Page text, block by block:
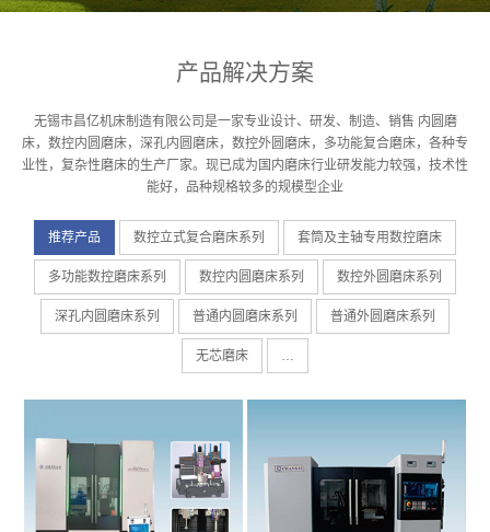
产品解决方案
无锡市昌亿机床制造有限公司是一家专业设计、研发、制造、销售 内圆磨
床，数控内圆磨床，深孔内圆磨床，数控外圆磨床，多功能复合磨床， 各种专
业性，复杂性磨床的生产厂家。现已成为国内磨床行业研发能力较强，技术性
能好，品种规格较多的规模型企业
推荐产品 数控立式复合磨床系列 套筒及主轴专用数控磨床
多功能数控磨床系列 数控内圆磨床系列 数控外圆磨床系列
深孔内圆磨床系列 普通内圆磨床系列 普通外圆磨床系列
无芯磨床 …